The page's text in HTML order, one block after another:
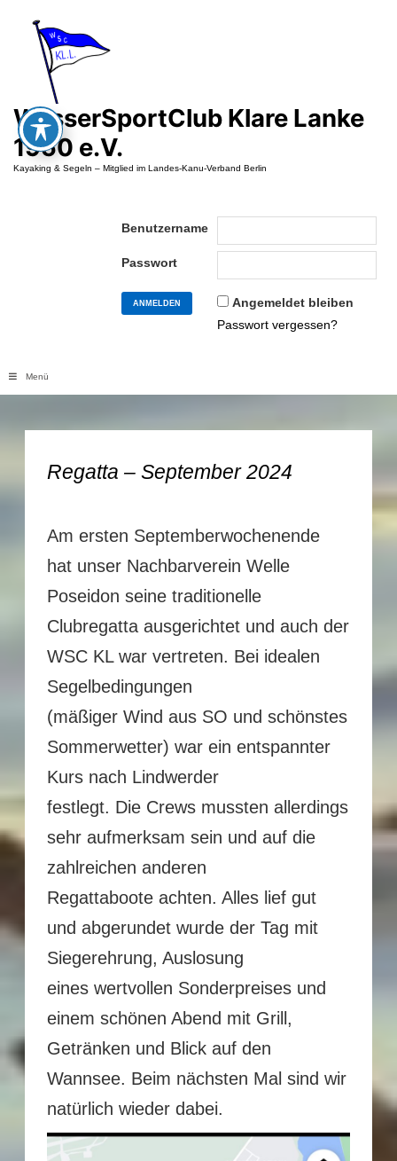
springen
WasserSportClub Klare Lanke
1950 e.V.
Kayaking & Segeln – Mitglied im Landes-Kanu-Verband Berlin
Benutzername
Passwort
Angemeldet bleiben
Passwort vergessen?
Menü
Regatta – September 2024
Am ersten Septemberwochenende
hat unser Nachbarverein Welle
Poseidon seine traditionelle
Clubregatta ausgerichtet und auch der
WSC KL war vertreten. Bei idealen
Segelbedingungen
(mäßiger Wind aus SO und schönstes
Sommerwetter) war ein entspannter
Kurs nach Lindwerder
festlegt. Die Crews mussten allerdings
sehr aufmerksam sein und auf die
zahlreichen anderen
Regattaboote achten. Alles lief gut
und abgerundet wurde der Tag mit
Siegerehrung, Auslosung
eines wertvollen Sonderpreises und
einem schönen Abend mit Grill,
Getränken und Blick auf den
Wannsee. Beim nächsten Mal sind wir
natürlich wieder dabei.